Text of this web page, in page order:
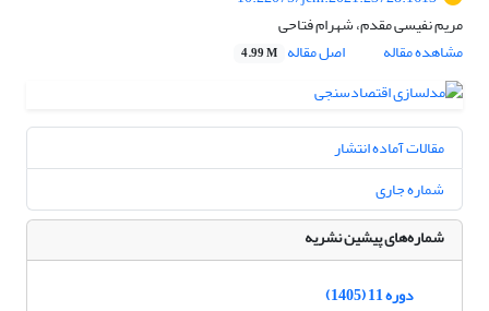
مریم نفیسی مقدم، شهرام فتاحی
مشاهده مقاله
اصل مقاله 4.99 M
مقالات آماده انتشار
شماره جاری
شماره‌های پیشین نشریه
دوره 11 (1405)